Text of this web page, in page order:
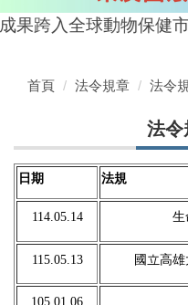
果跨入全球動物保健
首頁 法令規章 法令
法令
日期 法規
114.05.14 生
115.05.13 國立高
105.01.06